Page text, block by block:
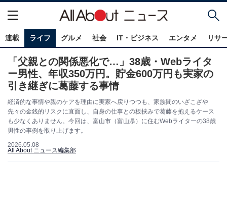
連載 ライフ グルメ 社会 IT・ビジネス エンタメ リサ
「父親との関係悪化で…」38歳・Webライタ
ー男性、年収350万円。貯金600万円も実家の
引き継ぎに葛藤する事情
経済的な事情や親のケアを理由に実家へ戻りつつも、家族間のいざこざや
先々の金銭的リスクに直面し、自身の仕事との板挟みで葛藤を抱えるケース
も少なくありません。今回は、富山市（富山県）に住むWebライターの38歳
男性の事例を取り上げます。
2026.05.08
All About ニュース編集部